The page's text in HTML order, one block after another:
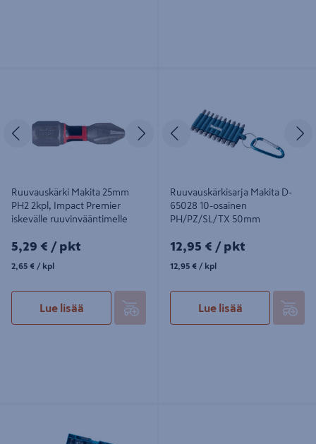
Edellinen Seuraava
Ruuvauskärki Makita 25mm
PH2 2kpl, Impact Premier
iskevälle ruuvinvääntimelle
5,29€/pkt
5,29 € / pkt
2,65€/kpl
2,65 € / kpl
Lue lisää
Edellinen
Ruuvauskärkisarja Makita D-
65028 10-osainen
PH/PZ/SL/TX 50mm
12,95€/pkt
12,95 € / pkt
12,95€/kpl
12,95 € / kpl
Lue lisää